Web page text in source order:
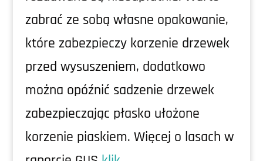
zabrać ze sobą własne opakowanie,
które zabezpieczy korzenie drzewek
przed wysuszeniem, dodatkowo
można opóźnić sadzenie drzewek
zabezpieczając płasko ułożone
korzenie piaskiem. Więcej o lasach w